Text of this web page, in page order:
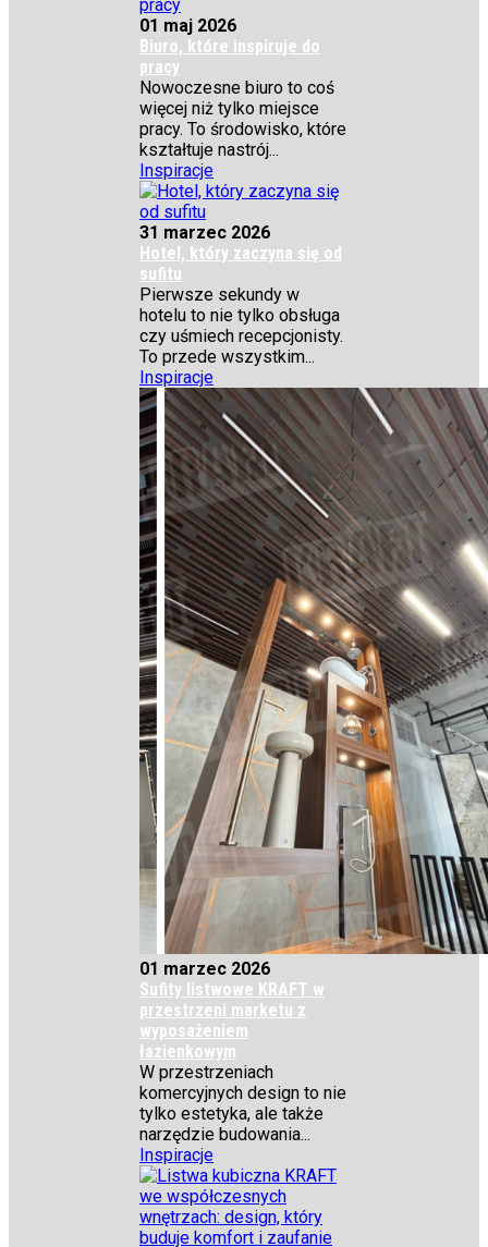
01 maj 2026
Biuro, które inspiruje do
pracy
Nowoczesne biuro to coś
więcej niż tylko miejsce
pracy. To środowisko, które
kształtuje nastrój...
Inspiracje
31 marzec 2026
Hotel, który zaczyna się od
sufitu
Pierwsze sekundy w
hotelu to nie tylko obsługa
czy uśmiech recepcjonisty.
To przede wszystkim...
Inspiracje
01 marzec 2026
Sufity listwowe KRAFT w
przestrzeni marketu z
wyposażeniem
łazienkowym
W przestrzeniach
komercyjnych design to nie
tylko estetyka, ale także
narzędzie budowania...
Inspiracje